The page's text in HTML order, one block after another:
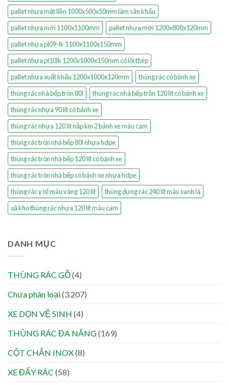
pallet nhựa mặt liền 1000x500x50mm làm sân khấu
pallet nhựa mới 1100x1100mm
pallet nhựa mới 1200x800x120mm
pallet nhựa pl09-lk 1100x1100x150mm
pallet nhựa pl10lk 1200x1000x150mm có lõi thép
pallet nhựa xuất khẩu 1200x1000x120mm
thùng rác có bánh xe
thùng rác nhà bếp tròn 80l
thùng rác nhà bếp tròn 120 lít có bánh xe
thùng rác nhựa 90 lít có bánh xe
thùng rác nhựa 120 lít nắp kín 2 bánh xe màu cam
thùng rác tròn nhà bếp 80l nhựa hdpe
thùng rác tròn nhà bếp 120 lít có bánh xe
thùng rác tròn nhà bếp có bánh xe nhựa hdpe
thùng rác y tế màu vàng 120 lít
thùng đựng rác 240 lít màu xanh lá
xả kho thùng rác nhựa 120 lít màu cam
DANH MỤC
THÙNG RÁC GỖ(4)
Chưa phân loại(3.207)
XE DỌN VỆ SINH (4)
THÙNG RÁC ĐA NĂNG(169)
CỘT CHẮN INOX(8)
XE ĐẨY RÁC (58)